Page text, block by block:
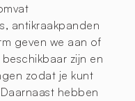
antikraakpanden
geven we aan of
zijn en
zodat je kunt
hebben